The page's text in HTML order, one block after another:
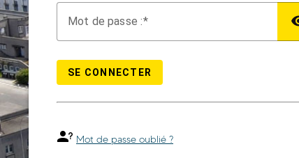
Mot de passe :
SE CONNECTER
Mot de passe oublié ?